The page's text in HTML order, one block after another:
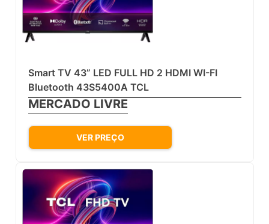
Smart TV 43” LED FULL HD 2 HDMI WI-FI
Bluetooth 43S5400A TCL
MERCADO LIVRE
VER PREÇO